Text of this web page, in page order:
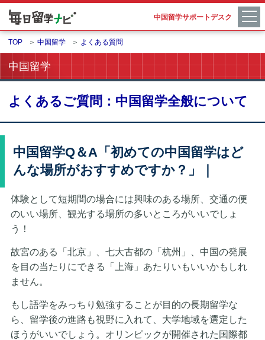
中国留学サポートデスク
TOP ＞ 中国留学 ＞ よくある質問
中国留学
よくあるご質問：中国留学全般について
中国留学Q＆A「初めての中国留学はど
んな場所がおすすめですか？」｜
体験として短期間の場合には興味のある場所、交通の便
のいい場所、観光する場所の多いところがいいでしょ
う！
故宮のある「北京」、七大古都の「杭州」、中国の発展
を目の当たりにできる「上海」あたりいもいいかもしれ
ません。
もし語学をみっちり勉強することが目的の長期留学な
ら、留学後の進路も視野に入れて、大学地域を選定した
ほうがいいでしょう。オリンピックが開催された国際都